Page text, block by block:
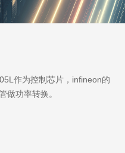
作为控制芯片，infineon的
做功率转换。